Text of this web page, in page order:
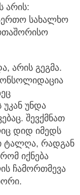
არის:
სახალხო
არის გეგმა.
უნდა
შევქმნათ
დიდ იმედს
ტალღა, რადგან
იქნება
ჩამორთმევა